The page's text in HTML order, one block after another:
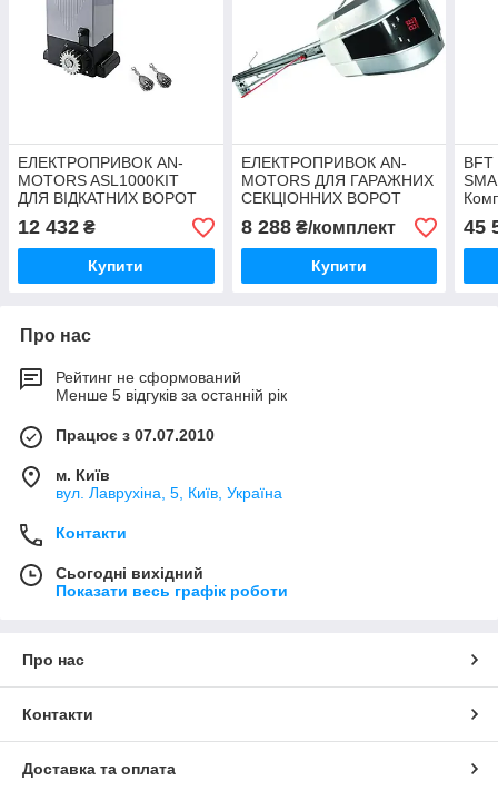
ЕЛЕКТРОПРИВОК AN-
MOTORS ASL1000KIT
ДЛЯ ВІДКАТНИХ ВОРОТ
12 432 ₴
Купити
ЕЛЕКТРОПРИВОК AN-
MOTORS ДЛЯ ГАРАЖНИХ
СЕКЦІОННИХ ВОРОТ
8 288₴/комплект
Купити
BFT
45
Про нас
Рейтинг не сформований
Менше 5 відгуків за останній рік
Працює з 07.07.2010
м. Київ
вул. Лаврухіна, 5, Київ, Україна
Контакти
Сьогодні вихідний
Показати весь графік роботи
Про нас
Контакти
Доставка та оплата